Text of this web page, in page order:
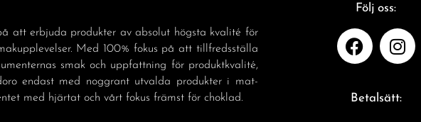
att erbjuda produkter av absolut högsta kvalité för
Med 100% fokus på att tillfredsställa
smak och uppfattning för produktkvalité,
endast med noggrant utvalda produkter i mat-
med hjärtat och vårt fokus främst för choklad.
Följ oss:
Betalsätt: